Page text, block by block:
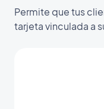
Permite que tus
tarjeta vinculada a